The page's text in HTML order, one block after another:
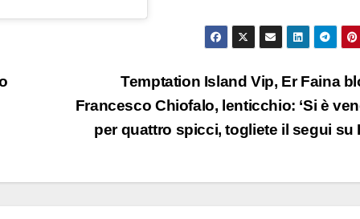
Temptation Island Vip, Er Faina
Francesco Chiofalo, lenticchio: ‘Si è
per quattro spicci, togliete il segui su